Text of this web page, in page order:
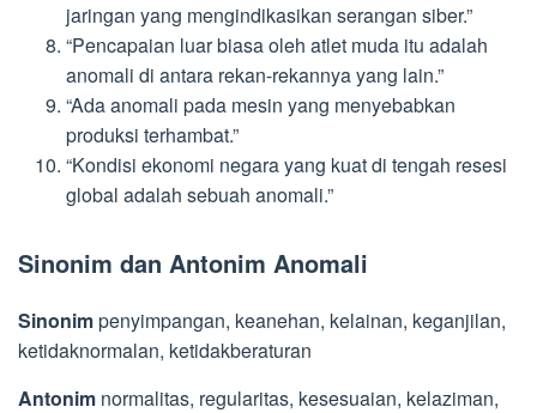
jaringan yang mengindikasikan serangan siber.”
“Pencapaian luar biasa oleh atlet muda itu adalah
anomali di antara rekan-rekannya yang lain.”
“Ada anomali pada mesin yang menyebabkan
produksi terhambat.”
“Kondisi ekonomi negara yang kuat di tengah resesi
global adalah sebuah anomali.”
Sinonim dan Antonim Anomali
Sinonimpenyimpangan, keanehan, kelainan, keganjilan,
ketidaknormalan, ketidakberaturan
Antonim normalitas, regularitas, kesesuaian, kelaziman,